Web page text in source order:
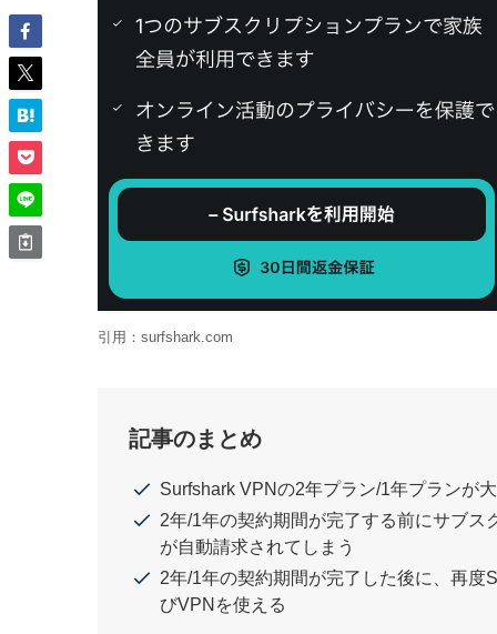
引用：surfshark.com
記事のまとめ
Surfshark VPNの2年プラン/1年プランが
2年/1年の契約期間が完了する前にサブス
が自動請求されてしまう
2年/1年の契約期間が完了した後に、再度
びVPNを使える